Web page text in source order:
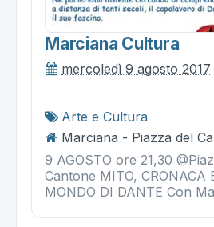
Marciana Cultura
mercoledì 9 agosto 2017
Arte e Cultura
Marciana - Piazza del
9 AGOSTO ore 21,30
Cantone MITO, CRONACA
MONDO DI DANTE Con